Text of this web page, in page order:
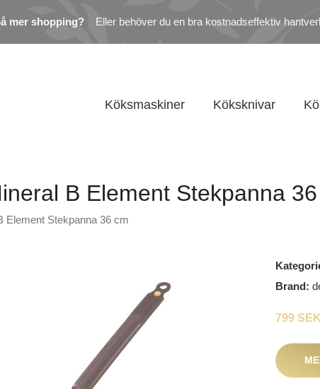
mer shopping? Eller behöver du en bra kostnadseffektiv
Köksmaskiner Köksknivar
B Element Stekpanna
Element Stekpanna 36 cm
Brand:
799 SEK